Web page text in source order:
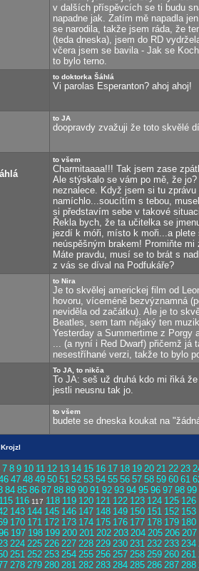
v dalších příspěvcích se ti budu
napadne jak. Zatím mě napadla
se narodila, takže jsem ráda, že
(teda dneska), jsem do RD
včera jsem se bavila - Jak se
to bylo terno.
to doktorka Šáhlá
Vi parolas Esperanton? ahoj ahoj!
to JA
doopravdy zvažuji že toto skvělé
to všem
Charmitaaaa!!! Tak jsem zase
Ale stýskalo se vám po mě, že
neznalece. Když jsem si tu
namíchlo...soucítím s tebou,
si představím sebe v takové
Řekla bych, že ta učitelka se
jezdí k móři, místo k moři...a
neúspěšným brakem! Promiňte
Máte pravdu, musí se to brát s
z vás se díval na Podfukáře?
to Nira
Je to skvělej americkej film od
hovoru, víceméně bezvýznamná
neviděla od začátku). Ale je to
Beatles, sem tam nějaký ten
Yesterday a Summertime z Porgy
... (a nyní i Red Dwarf) přičemž
nesestříhané verzi, takže to bylo
To JA, to nikča
To JA: seš už druhá kdo mi řiká
jestli neusnu tak jo.
to všem
budete se dneska koukat na
7 8 9 10 11 12 13 14 15 16 17 18 19 20 21 22 23
47 48 49 50 51 52 53 54 55 56 57 58 59 60 61
84 85 86 87 88 89 90 91 92 93 94 95 96 97 98 99
115 116 117 118 119 120 121 122 123 124 125 126
143 144 145 146 147 148 149 150 151 152 153
170 171 172 173 174 175 176 177 178 179 180
197 198 199 200 201 202 203 204 205 206 207
224 225 226 227 228 229 230 231 232 233 234
251 252 253 254 255 256 257 258 259 260 261
278 279 280 281 282 283 284 285 286 287 288